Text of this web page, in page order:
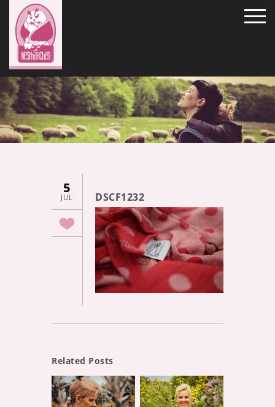
5
JUL DSCF1232
Related Posts